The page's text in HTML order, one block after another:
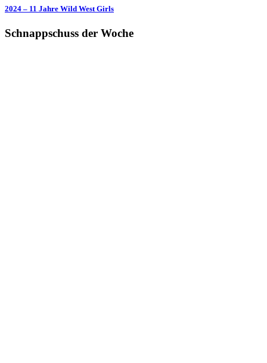
2024 – 11 Jahre Wild West Girls
Schnappschuss der Woche